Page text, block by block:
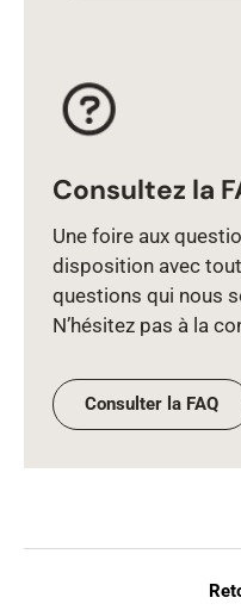
Consultez la
Une foire aux
disposition avec
questions qui nous
N’hésitez pas à la
Consulter la FAQ